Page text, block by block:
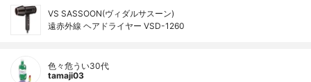
VS SASSOON(ヴィダルサスーン)
遠赤外線 ヘアドライヤー VSD-1260
色々危うい30代
tamaji03